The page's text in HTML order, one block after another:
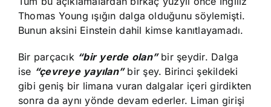
Thomas Young ışığın dalga olduğunu söylemişti.
Bunun aksini Einstein dahil kimse kanıtlayamadı.
Bir parçacık “bir yerde olan”bir şeydir. Dalga
ise “çevreye yayılan”bir şey. Birinci şekildeki
gibi geniş bir limana vuran dalgalar içeri girdikten
sonra da aynı yönde devam ederler. Liman girişi